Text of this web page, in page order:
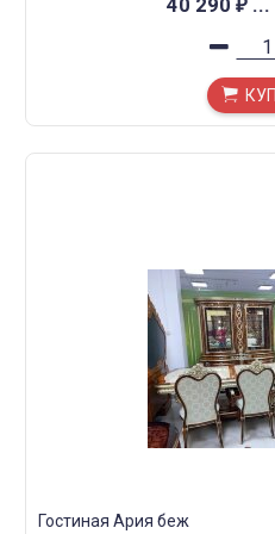
L553*W635*H120040 290 ₽...
Гостиная Ария беж